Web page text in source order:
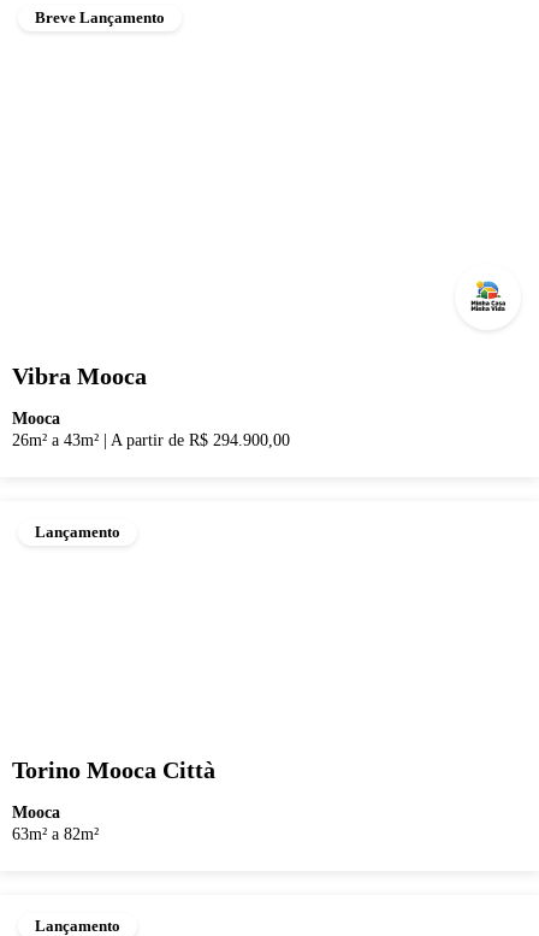
Breve Lançamento
Vibra Mooca
Mooca
26m² a 43m²
A partir de R$ 294.900,00
Lançamento
Torino Mooca Città
Mooca
63m² a 82m²
Lançamento